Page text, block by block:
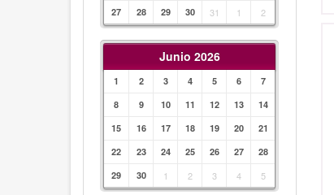
27
28 29 30 31 1 2
Junio 2026
1 2 3 4 5 6
7
8
9 10 11 12 13
14
15
16 17 18 19 20
21
22
23 24 25 26 27
28
29
30 1 2 3 4 5